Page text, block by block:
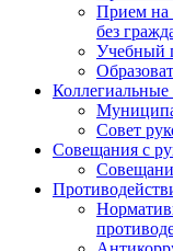
Прием на
без
Учебный
Совет
Совещания с